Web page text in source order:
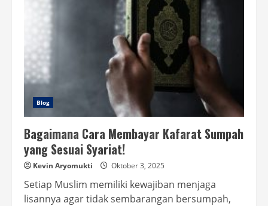
Blog
Bagaimana Cara Membayar Kafarat Sumpah
yang Sesuai Syariat!
Kevin Aryomukti Oktober 3, 2025
Setiap Muslim memiliki kewajiban menjaga
lisannya agar tidak sembarangan bersumpah,